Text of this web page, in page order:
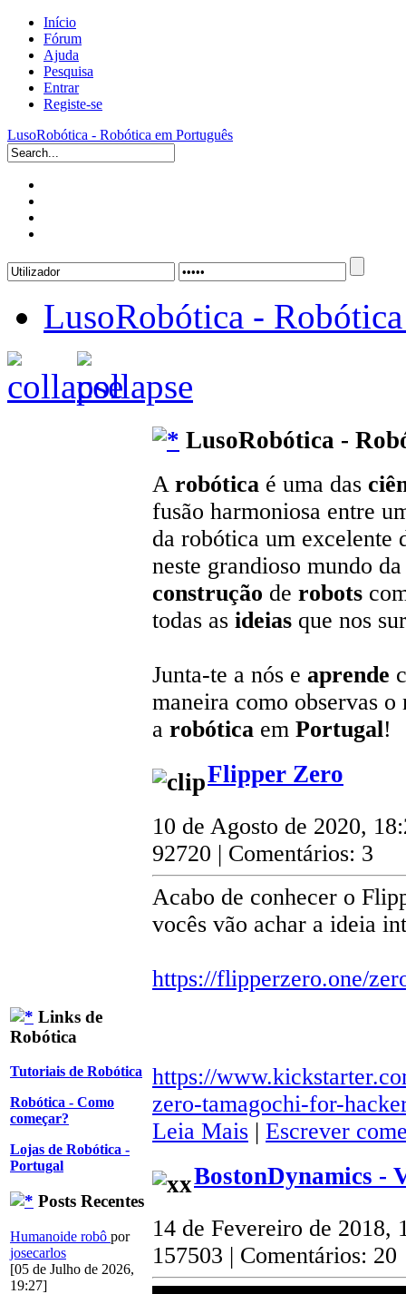
Início
Fórum
Ajuda
Pesquisa
Entrar
Registe-se
LusoRobótica - Robótica em Português
LusoRobótica -
Links de
Robótica
Tutoriais de Robótica
Robótica - Como
começar?
Lojas de Robótica -
Portugal
Posts Recentes
Humanoide robô por
josecarlos
[05 de Julho de 2026,
19:27]
LusoRobótica -
A robótica é uma das
fusão harmoniosa entre
da robótica um excelente
neste grandioso mundo
construção de robots
todas as ideias que nos
Junta-te a nós e aprende
maneira como observas
a robótica em Portugal!
Flipper Zero
10 de Agosto de 2020,
92720 | Comentários: 3
Acabo de conhecer o
vocês vão achar a ideia
https://flipperzero.one/
https://
zero-tamagochi-for-
Leia Mais | Escrever
BostonDynamics -
14 de Fevereiro de 2018,
157503 | Comentários: 20